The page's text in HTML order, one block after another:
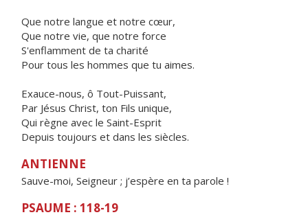
Que notre langue et notre cœur,
Que notre vie, que notre force
S'enflamment de ta charité
Pour tous les hommes que tu aimes.
Exauce-nous, ô Tout-Puissant,
Par Jésus Christ, ton Fils unique,
Qui règne avec le Saint-Esprit
Depuis toujours et dans les siècles.
ANTIENNE
Sauve-moi, Seigneur ; j’espère en ta parole !
PSAUME : 118-19